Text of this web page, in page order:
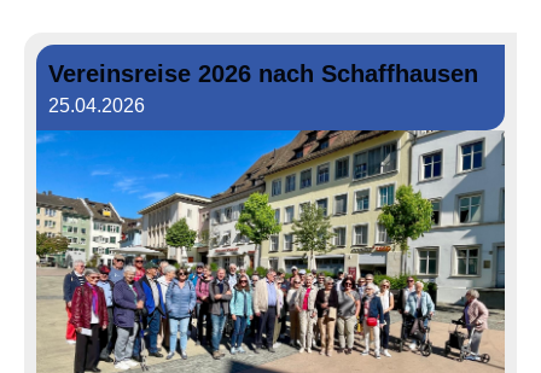
Vereinsreise 2026 nach Schaffhausen
25.04.2026